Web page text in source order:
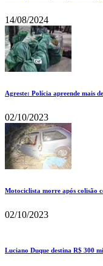
14/08/2024
Agreste: Polícia apreende mais
02/10/2023
Motociclista morre após colisão
02/10/2023
Luciano Duque destina R$ 300